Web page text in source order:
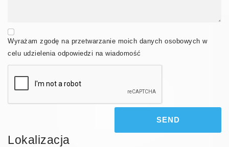
Terms and conditions
Wyrażam zgodę na przetwarzanie moich danych osobowych w
celu udzielenia odpowiedzi na wiadomość
SEND
Lokalizacja